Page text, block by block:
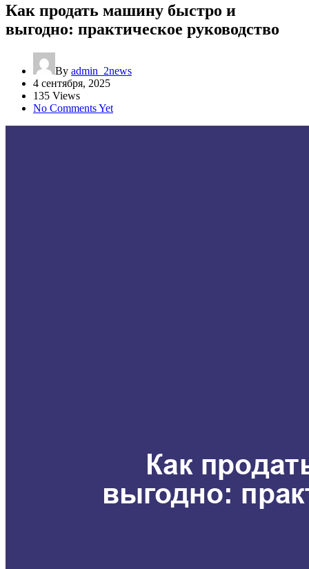
Как продать машину быстро и
выгодно: практическое руководство
By admin_2news
4 сентября, 2025
135 Views
No Comments Yet